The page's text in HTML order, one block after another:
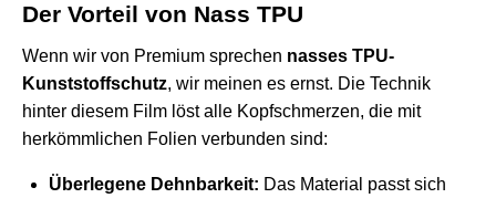
Der Vorteil von Nass TPU
Wenn wir von Premium sprechen nasses TPU-
Kunststoffschutz, wir meinen es ernst. Die Technik
hinter diesem Film löst alle Kopfschmerzen, die mit
herkömmlichen Folien verbunden sind:
Überlegene Dehnbarkeit: Das Material passt sich